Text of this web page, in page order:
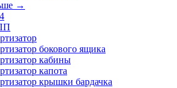
→
бокового ящика
кабины
капота
крышки бардачка